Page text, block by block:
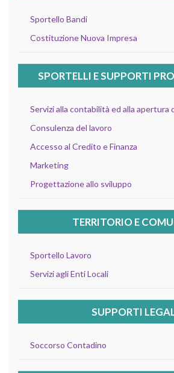
Sportello Bandi
Costituzione Nuova Impresa
SPORTELLI E SUPPORTI
Servizi alla contabilità ed alla apertura
Consulenza del lavoro
Accesso al Credito e Finanza
Marketing
Progettazione allo sviluppo
TERRITORIO E
Sportello Lavoro
Servizi agli Enti Locali
SUPPORTI
Soccorso Contadino